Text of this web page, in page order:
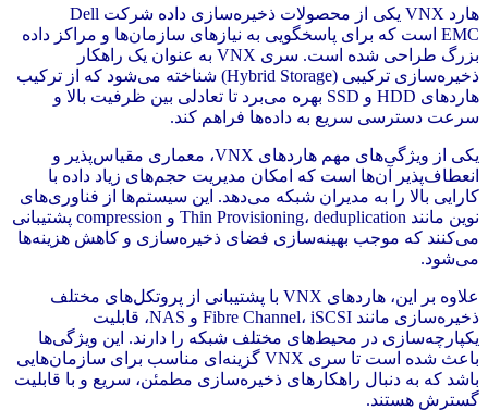
هارد VNX یکی از محصولات ذخیره‌سازی داده شرکت Dell
EMC است که برای پاسخگویی به نیازهای سازمان‌ها و مراکز داده
بزرگ طراحی شده است. سری VNX به عنوان یک راهکار
ذخیره‌سازی ترکیبی (Hybrid Storage) شناخته می‌شود که از ترکیب
هاردهای HDD و SSD بهره می‌برد تا تعادلی بین ظرفیت بالا و
سرعت دسترسی سریع به داده‌ها فراهم کند.
یکی از ویژگی‌های مهم هاردهای VNX، معماری مقیاس‌پذیر و
انعطاف‌پذیر آن‌ها است که امکان مدیریت حجم‌های زیاد داده با
کارایی بالا را به مدیران شبکه می‌دهد. این سیستم‌ها از فناوری‌های
نوین مانند Thin Provisioning، deduplication و compression پشتیبانی
می‌کنند که موجب بهینه‌سازی فضای ذخیره‌سازی و کاهش هزینه‌ها
می‌شود.
علاوه بر این، هاردهای VNX با پشتیبانی از پروتکل‌های مختلف
ذخیره‌سازی مانند Fibre Channel، iSCSI و NAS، قابلیت
یکپارچه‌سازی در محیط‌های مختلف شبکه را دارند. این ویژگی‌ها
باعث شده است تا سری VNX گزینه‌ای مناسب برای سازمان‌هایی
باشد که به دنبال راهکارهای ذخیره‌سازی مطمئن، سریع و با قابلیت
گسترش هستند.